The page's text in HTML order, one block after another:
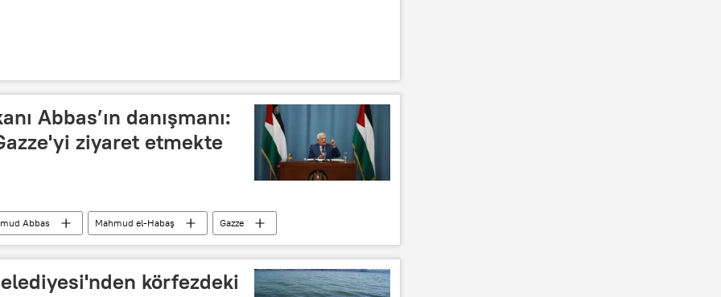
Abbas’ın danışmanı:
ziyaret etmekte
Abbas Mahmud el-Habaş
Gazze
Güvenlik Konseyi (BMGK)
BM Genel Kurulu
körfezdeki